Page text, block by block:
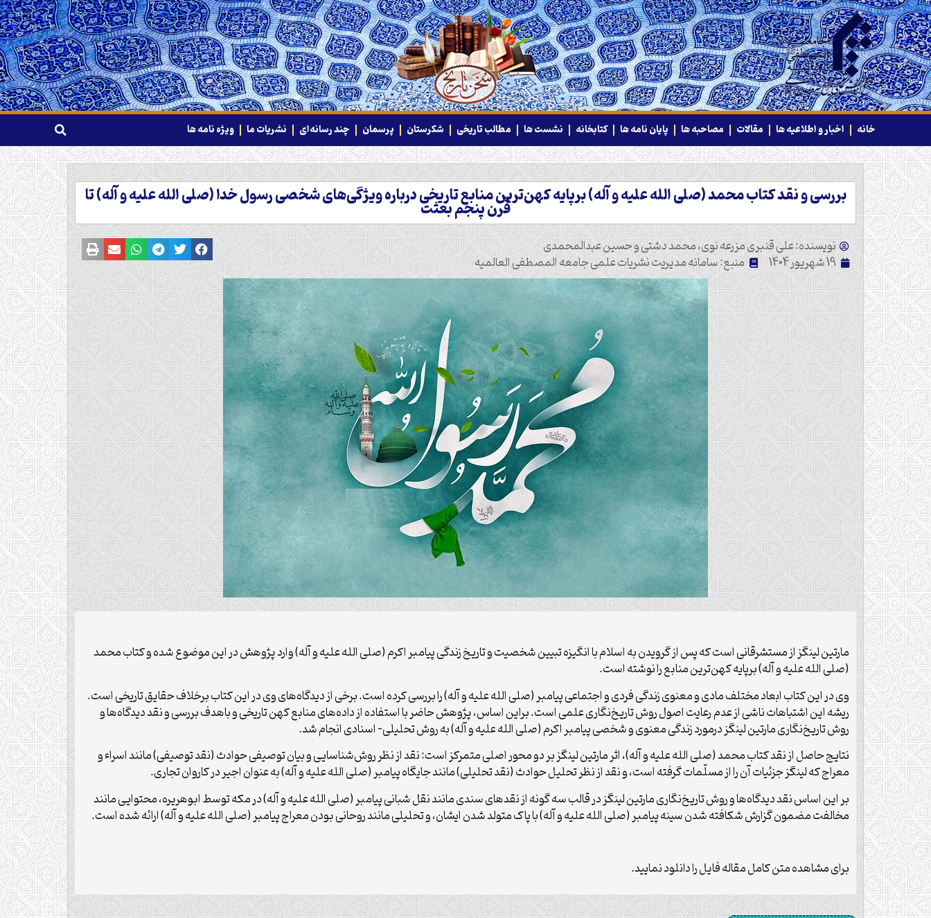
خانه اخبار و اطلاعیه ها مقالات مصاحبه ها پایان نامه ها کتابخانه نشست ها مطالب تاریخی شکرستان پرسمان چند رسانه‌ای نشریات ما ویژه نامه ها
بررسی و نقد کتاب محمد (صلی الله علیه و آله) برپایه کهن‌ترین منابع تاریخی درباره ویژگی‌های شخصی رسول خدا (صلی الله علیه و آله) تا
قرن پنجم بعثت
نویسنده: علی قنبری مزرعه نوی، محمد دشتی و حسین عبدالمحمدی
19 شهریور 1404 منبع: سامانه مدیریت نشریات علمی جامعه المصطفی العالمیه
مارتین لینگز از مستشرقانی است که پس از گرویدن به اسلام با انگیزه تبیین شخصیت و تاریخ زندگی پیامبر اکرم (صلی الله علیه و آله) وارد پژوهش در این موضوع شده و کتاب محمد
(صلی الله علیه و آله) برپایه کهن‌ترین منابع را نوشته است.
وی در این کتاب ابعاد مختلف مادی و معنوی زندگی فردی و اجتماعی پیامبر (صلی الله علیه و آله) را بررسی کرده است. برخی از دیدگاه‌های وی در این کتاب برخلاف حقایق تاریخی ‌است.
ریشه این اشتباهات ناشی از عدم رعایت اصول روش تاریخ‌نگاری علمی است. براین‌ اساس، پژوهش حاضر با استفاده از داده‌های منابع کهن تاریخی و باهدف بررسی و نقد دیدگاه‌‌ها و
روش تاریخ‌نگاری مارتین لینگز درمورد زندگی معنوی و شخصی پیامبر اکرم (صلی الله علیه و آله) به‌ روش تحلیلی- اسنادی انجام شد.
نتایج حاصل از نقد کتاب محمد (صلی الله علیه و آله)، اثر مارتین لینگز بر دو محور اصلی متمرکز است: نقد از نظر ‌‌روش‌‌شناسایی و بیان توصیفی حوادث (نقد توصیفی) مانند اسراء و
معراج که لینگز جزئیات آن را از مسلّمات گرفته است، و نقد از نظر ‌‌تحلیل حوادث (نقد تحلیلی) مانند جایگاه پیامبر (صلی الله علیه و آله) به عنوان اجیر در کاروان تجاری.
بر این اساس نقد دیدگاه‌ها و روش تاریخ‌نگاری مارتین لینگز در قالب سه گونه از نقدهای سندی مانند نقل شبانی پیامبر (صلی الله علیه و آله) در مکه توسط ابوهریره، محتوایی مانند
مخالفت مضمون گزارش شکافته شدن سینه پیامبر (صلی الله علیه و آله) با پاک متولد شدن ایشان، و تحلیلی مانند روحانی بودن معراج پیامبر (صلی الله علیه و آله) ارائه شده است.
برای مشاهده متن کامل مقاله فایل را دانلود نمایید.